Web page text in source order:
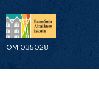
OM:035028